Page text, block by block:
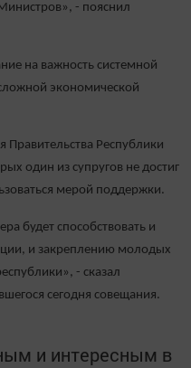
- пояснил
на важность системной
экономической
Правительства Республики
один из супругов не достиг
мерой поддержки.
будет способствовать и
и закреплению молодых
- сказал
сегодня совещания.
и интересным в